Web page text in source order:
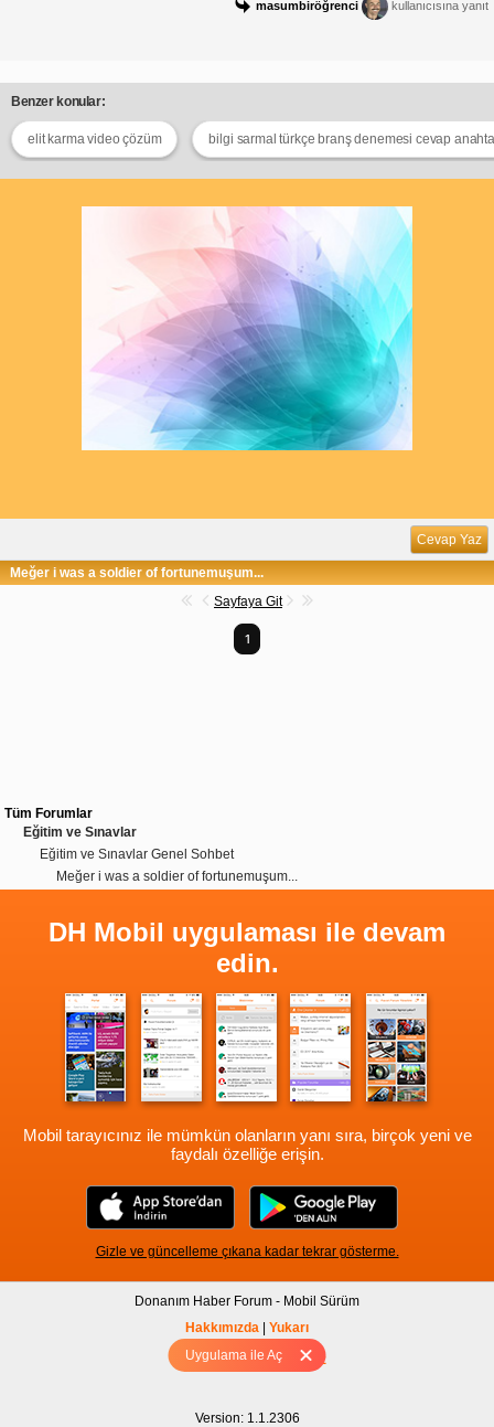
Uygulama ile Aç
masumbiröğrenci kullanıcısına yanıt
Benzer konular:
elit karma video çözüm bilgi sarmal türkçe branş denemesi cevap
Cevap Yaz
Meğer i was a soldier of fortunemuşum...
Sayfaya Git
1
Tüm Forumlar
Eğitim ve Sınavlar
Eğitim ve Sınavlar Genel Sohbet
Meğer i was a soldier of fortunemuşum...
DH Mobil uygulaması ile devam
edin.
Mobil tarayıcınız ile mümkün olanların yanı sıra, birçok yeni ve
faydalı özelliğe erişin.
Gizle ve güncelleme çıkana kadar tekrar gösterme.
Donanım Haber Forum - Mobil Sürüm
Hakkımızda
Yukarı
Tam sürüm için Tıklayınız
Version: 1.1.2306